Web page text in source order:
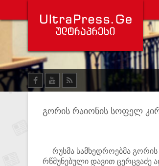
გორის რაიონის სოფელ
რუსმა სამხედროებმა გორის
რწმუნებული დავით ცერცვაძე